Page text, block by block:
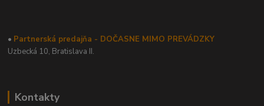
• Partnerská predajňa - DOČASNE MIMO PREVÁDZKY
Uzbecká 10, Bratislava II.
Kontakty